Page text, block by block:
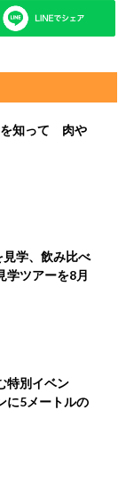
を知って 肉や
学、飲み比べ
ツアーを8月
特別イベン
に5メートルの